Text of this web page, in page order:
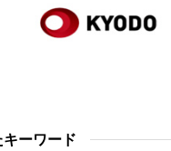
ーワード